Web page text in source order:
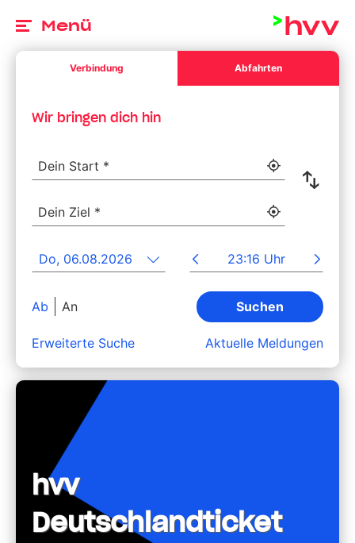
Menü
hvv
Deutschlandticket
Verbindung Abfahrten
Wir bringen dich hin
Dein Start *
Ihr
Dein Ziel *
Umschalten zwischen Abfahrt und Ankunft
Ab An Suchen
Erweiterte Suche Aktuelle Meldungen